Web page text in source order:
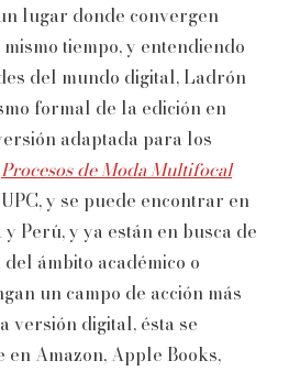
lugar donde convergen
tiempo, y entendiendo
del mundo digital, Ladrón
formal de la edición en
adaptada para los
Procesos de Moda Multifocal
y se puede encontrar en
Perú, y ya están en busca de
ámbito académico o
un campo de acción más
versión digital, ésta se
Amazon, Apple Books,